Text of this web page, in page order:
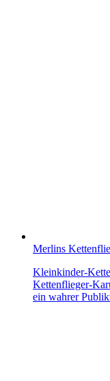
Merlins
Kleinkinder-
Kettenflieger-
ein wahrer